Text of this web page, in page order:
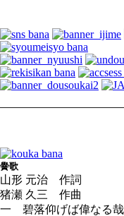
黌歌
山形 元治 作詞
猪瀬 久三 作曲
一 碧落仰げば偉なる哉